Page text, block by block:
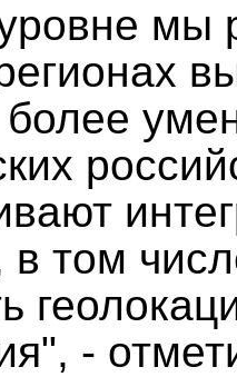
мы
в том
-